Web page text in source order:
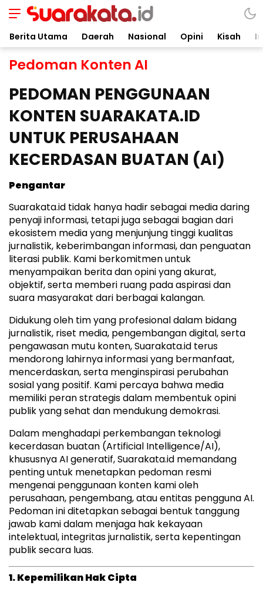
Suarakata.id
Kata Bicara Suara Bergerak
Berita Utama Daerah Nasional Opini Kisah
Pedoman Konten AI
PEDOMAN PENGGUNAAN
KONTEN SUARAKATA.ID
UNTUK PERUSAHAAN
KECERDASAN BUATAN (AI)
Pengantar
Suarakata.id tidak hanya hadir sebagai media daring
penyaji informasi, tetapi juga sebagai bagian dari
ekosistem media yang menjunjung tinggi kualitas
jurnalistik, keberimbangan informasi, dan penguatan
literasi publik. Kami berkomitmen untuk
menyampaikan berita dan opini yang akurat,
objektif, serta memberi ruang pada aspirasi dan
suara masyarakat dari berbagai kalangan.
Didukung oleh tim yang profesional dalam bidang
jurnalistik, riset media, pengembangan digital, serta
pengawasan mutu konten, Suarakata.id terus
mendorong lahirnya informasi yang bermanfaat,
mencerdaskan, serta menginspirasi perubahan
sosial yang positif. Kami percaya bahwa media
memiliki peran strategis dalam membentuk opini
publik yang sehat dan mendukung demokrasi.
Dalam menghadapi perkembangan teknologi
kecerdasan buatan (Artificial Intelligence/AI),
khususnya AI generatif, Suarakata.id memandang
penting untuk menetapkan pedoman resmi
mengenai penggunaan konten kami oleh
perusahaan, pengembang, atau entitas pengguna AI.
Pedoman ini ditetapkan sebagai bentuk tanggung
jawab kami dalam menjaga hak kekayaan
intelektual, integritas jurnalistik, serta kepentingan
publik secara luas.
1. Kepemilikan Hak Cipta